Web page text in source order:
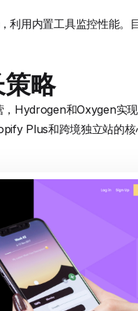
利用内置工具监控性能。
略
，Hydrogen和Oxygen实
Plus和跨境独立站的核